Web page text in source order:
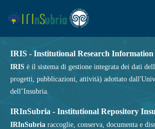
IRIS - Institutional Research Information
IRIS è il sistema di gestione integrata dei dati
progetti, pubblicazioni, attività) adottato
dell’Insubria.
IRInSubria - Institutional Repository
IRInSubria raccoglie, conserva, documenta e